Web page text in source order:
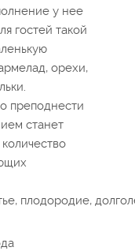
у нее
гостей такой
орехи,
преподнести
станет
плодородие,